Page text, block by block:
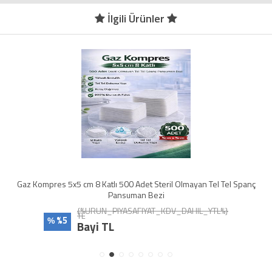
İlgili Ürünler
Gaz Kompres 5x5 cm 8 Katlı 500 Adet Steril Olmayan Tel Tel Spanç
Pansuman Bezi
% %5
{%URUN_PIYASAFIYAT_KDV_DAHIL_YTL%}
TL
Bayi TL